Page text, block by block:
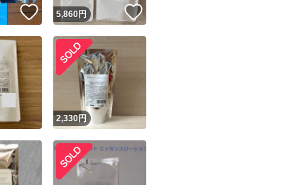
いいね！
5,860円 いいね！
2,330円